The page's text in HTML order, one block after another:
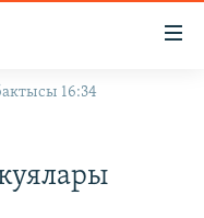
16:34